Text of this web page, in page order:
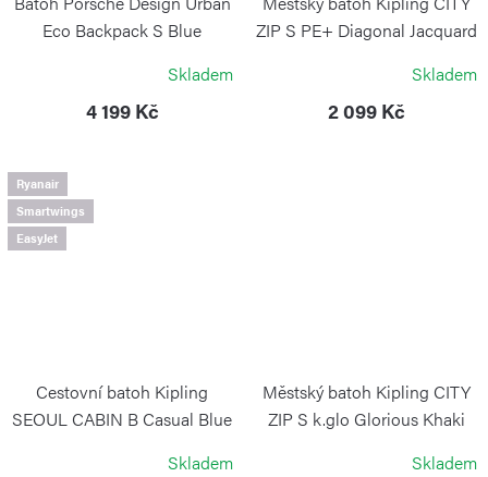
Eco Backpack S Blue
Skladem
4 199 Kč
ZIP S PE+ Diagonal Jacquard
Skladem
2 099 Kč
Ryanair
Smartwings
EasyJet
Cestovní batoh Kipling
SEOUL CABIN B Casual Blue
Skladem
Městský batoh Kipling CITY
ZIP S k.glo Glorious Khaki
Skladem